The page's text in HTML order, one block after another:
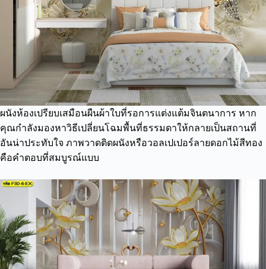
ผนังห้องเปรียบเสมือนผืนผ้าใบที่รอการแต่งแต้มจินตนาการ หาก
คุณกำลังมองหาวิธีเปลี่ยนโฉมพื้นที่ธรรมดาให้กลายเป็นสถานที่
อันน่าประทับใจ ภาพวาดติดผนังหรือวอลเปเปอร์ลายดอกไม้สีทอง
คือคำตอบที่สมบูรณ์แบบ